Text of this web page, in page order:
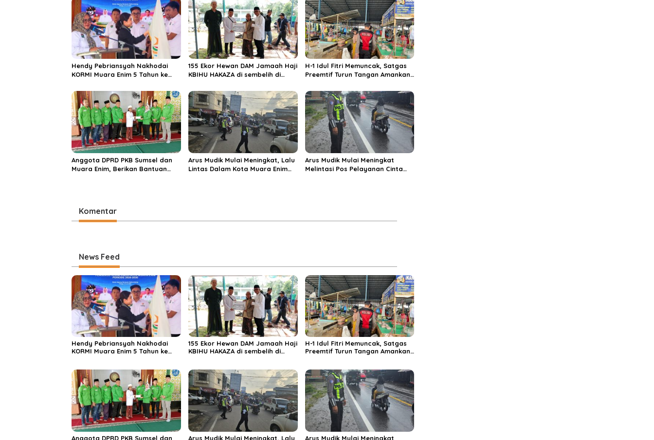
a
s
i
p
o
s
Hendy Pebriansyah Nakhodai
KORMI Muara Enim 5 Tahun ke
155 Ekor Hewan DAM Jamaah Haji
KBIHU HAKAZA di sembelih di
Enim
H-1 Idul Fitri Memuncak, Satgas
Preemtif Turun Tangan Amankan
Anggota DPRD PKB Sumsel dan
Muara Enim, Berikan Bantuan
Arus Mudik Mulai Meningkat, Lalu
Lintas Dalam Kota Muara Enim
Arus Mudik Mulai Meningkat
Melintasi Pos Pelayanan Cinta
Komentar
News Feed
Hendy Pebriansyah Nakhodai
KORMI Muara Enim 5 Tahun ke
155 Ekor Hewan DAM Jamaah Haji
KBIHU HAKAZA di sembelih di
H-1 Idul Fitri Memuncak, Satgas
Preemtif Turun Tangan Amankan
Anggota DPRD PKB Sumsel dan Arus Mudik Mulai Meningkat, Lalu Arus Mudik Mulai Meningkat